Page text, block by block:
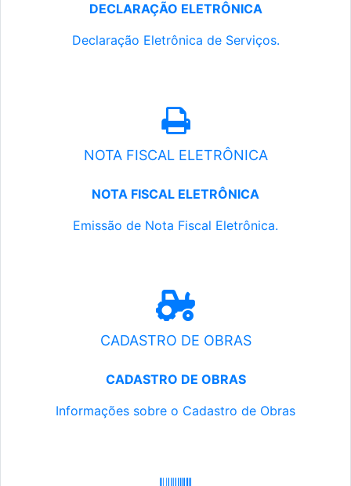
DECLARAÇÃO ELETRÔNICA
Declaração Eletrônica de Serviços.
NOTA FISCAL ELETRÔNICA
NOTA FISCAL ELETRÔNICA
Emissão de Nota Fiscal Eletrônica.
CADASTRO DE OBRAS
CADASTRO DE OBRAS
Informações sobre o Cadastro de Obras